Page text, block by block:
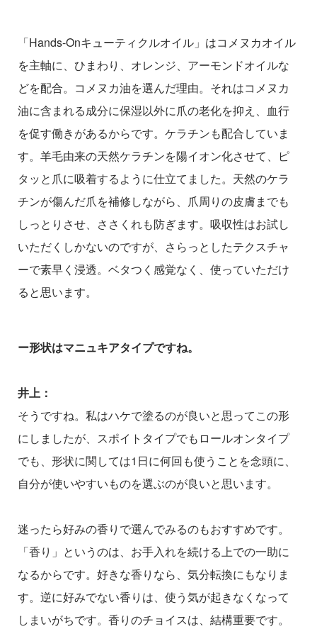
「Hands-Onキューティクルオイル」はコメヌカオイル
を主軸に、ひまわり、オレンジ、アーモンドオイルな
どを配合。コメヌカ油を選んだ理由。それはコメヌカ
油に含まれる成分に保湿以外に爪の老化を抑え、血行
を促す働きがあるからです。ケラチンも配合していま
す。羊毛由来の天然ケラチンを陽イオン化させて、ピ
タッと爪に吸着するように仕立てました。天然のケラ
チンが傷んだ爪を補修しながら、爪周りの皮膚までも
しっとりさせ、ささくれも防ぎます。吸収性はお試し
いただくしかないのですが、さらっとしたテクスチャ
ーで素早く浸透。ベタつく感覚なく、使っていただけ
ると思います。
ー形状はマニュキアタイプですね。
井上：
そうですね。私はハケで塗るのが良いと思ってこの形
にしましたが、スポイトタイプでもロールオンタイプ
でも、形状に関しては1日に何回も使うことを念頭に、
自分が使いやすいものを選ぶのが良いと思います。
迷ったら好みの香りで選んでみるのもおすすめです。
「香り」というのは、お手入れを続ける上での一助に
なるからです。好きな香りなら、気分転換にもなりま
す。逆に好みでない香りは、使う気が起きなくなって
しまいがちです。香りのチョイスは、結構重要です。